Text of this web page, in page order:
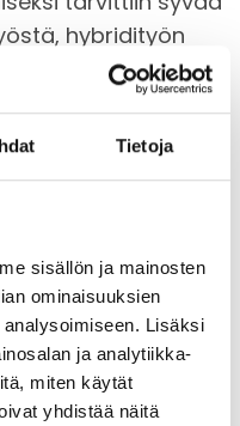
Tietoja
sisällön ja mainosten
ominaisuuksien
Lisäksi
ja analytiikka-
miten käytät
yhdistää näitä
hybridityön
Staria
toteuttamaan
työnteon ja
kanssa